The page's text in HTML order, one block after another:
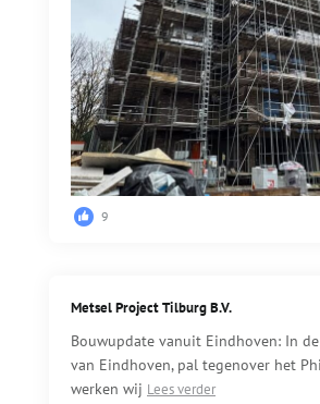
9
Metsel Project Tilburg B.V.️
Bouwupdate vanuit Eindhoven: In
van Eindhoven, pal tegenover het
werken wij Lees verder